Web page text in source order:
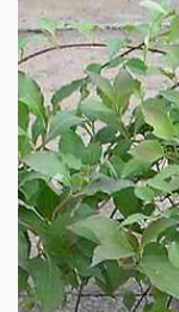
Předchozí